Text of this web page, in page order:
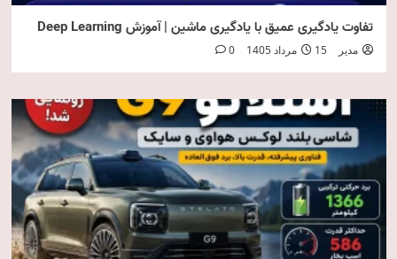
تفاوت یادگیری عمیق با یادگیری ماشین | آموزش Deep Learning
مدیر 15 مرداد 1405 0